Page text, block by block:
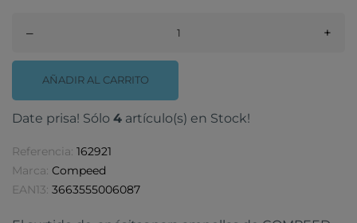
– +
AÑADIR AL CARRITO
Date prisa! Sólo 4 artículo(s) en Stock!
Referencia: 162921
Marca: Compeed
EAN13: 3663555006087